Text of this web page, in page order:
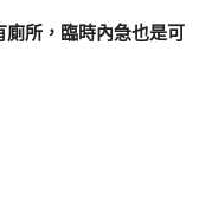
廁所，臨時內急也是可